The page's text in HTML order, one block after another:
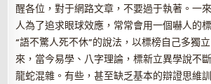
醒各位，對于網路文章，不要過于執著。一
人為了追求眼球效應，常常會用一個嚇人的
“語不驚人死不休”的說法，以標榜自己多獨
來，當今易學、八字理論，標新立異學說不
龍蛇混雜。有些，甚至缺乏基本的辯證思維